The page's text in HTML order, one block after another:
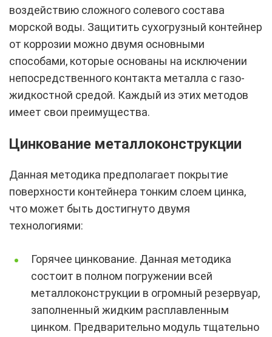
воздействию сложного солевого состава
морской воды. Защитить сухогрузный контейнер
от коррозии можно двумя основными
способами, которые основаны на исключении
непосредственного контакта металла с газо-
жидкостной средой. Каждый из этих методов
имеет свои преимущества.
Цинкование металлоконструкции
Данная методика предполагает покрытие
поверхности контейнера тонким слоем цинка,
что может быть достигнуто двумя
технологиями:
Горячее цинкование. Данная методика
состоит в полном погружении всей
металлоконструкции в огромный резервуар,
заполненный жидким расплавленным
цинком. Предварительно модуль тщательно